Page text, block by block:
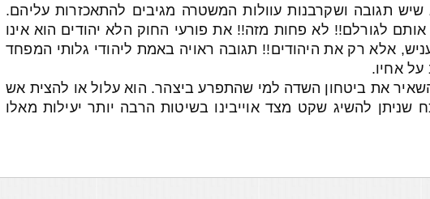
תגובה ושקרבנות עוולות המשטרה מגיבים להתאכזרות עליהם.
אותם לגורלם!! לא פחות מזה!! את פורעי החוק הלא יהודים הוא אינו
אלא רק את היהודים!! תגובה ראויה באמת ליהודי גלותי המפחד
על אחיו.
את ביטחון השדה למי שהתפרע ביצהר. הוא עלול או להצית אש
שניתן להשיג שקט מצד אוייבינו בשיטות הרבה יותר יעילות מאלו